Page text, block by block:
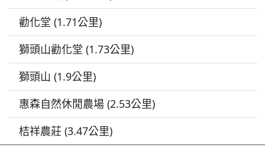
勸化堂 (1.71公里)
獅頭山勸化堂 (1.73公里)
獅頭山 (1.9公里)
惠森自然休閒農場 (2.53公里)
桔祥農莊 (3.47公里)